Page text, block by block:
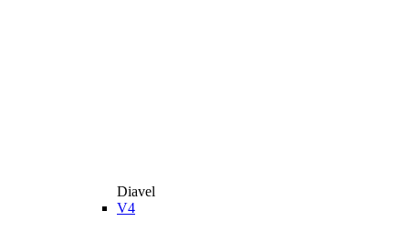
Diavel
V4